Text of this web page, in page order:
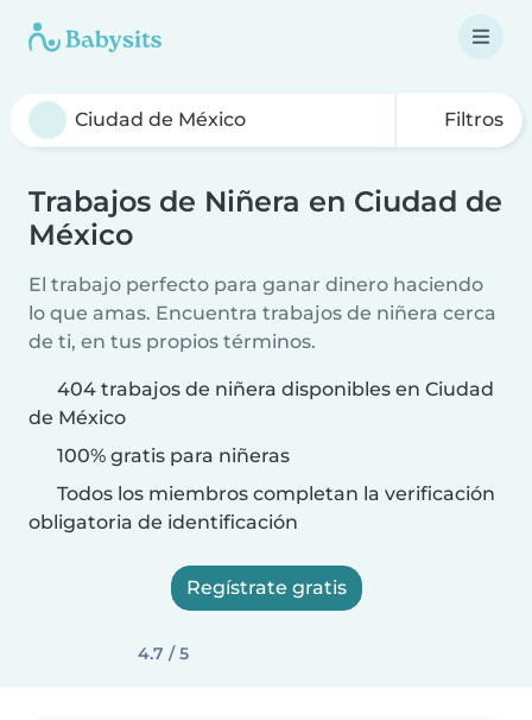
Filtros
Trabajos de Niñera en Ciudad de
México
El trabajo perfecto para ganar dinero haciendo
lo que amas. Encuentra trabajos de niñera cerca
de ti, en tus propios términos.
404 trabajos de niñera disponibles en Ciudad
de México
100% gratis para niñeras
Todos los miembros completan la verificación
obligatoria de identificación
Regístrate gratis
4.7 / 5